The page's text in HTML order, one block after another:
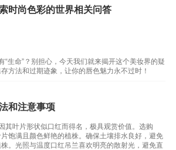
时尚色彩的世界相关问答
“生命”？别担心，今天我们就来揭开这个美妆界的疑
方法和过期迹象，让你的唇色魅力永不过时！
和注意事项
其叶片形状似口红而得名，极具观赏价值。选购
饱满且颜色鲜艳的植株。确保土壤排水良好，避免
。光照与温度口红吊兰喜欢明亮的散射光，避免直